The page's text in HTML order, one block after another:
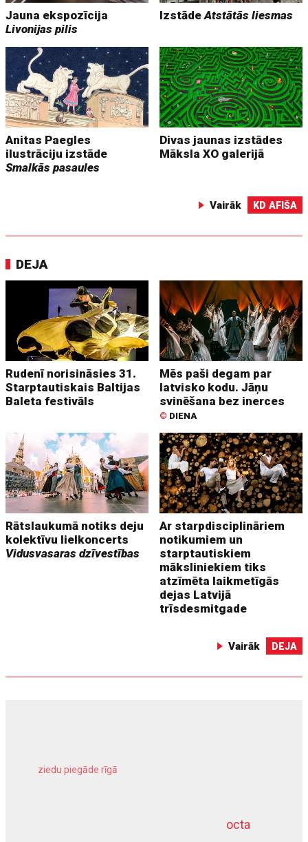
Jauna ekspozīcija
Livonijas pilis
IzstādeAtstātās liesmas
Anitas Paegles
ilustrāciju izstāde
Smalkās pasaules
Divas jaunas izstādes
Māksla XO galerijā
Vairāk KD AFIŠA
DEJA
Rudenī norisināsies 31.
Starptautiskais Baltijas
Baleta festivāls
Mēs paši degam par
latvisko kodu. Jāņu
svinēšana bez inerces
© DIENA
Rātslaukumā notiks deju
kolektīvu lielkoncerts
Vidusvasaras dzīvestības
Ar starpdisciplināriem
notikumiem un
starptautiskiem
māksliniekiem tiks
atzīmēta laikmetīgās
dejas Latvijā
trīsdesmitgade
Vairāk DEJA
octa
ziedu piegāde rīgā
dziļurbums